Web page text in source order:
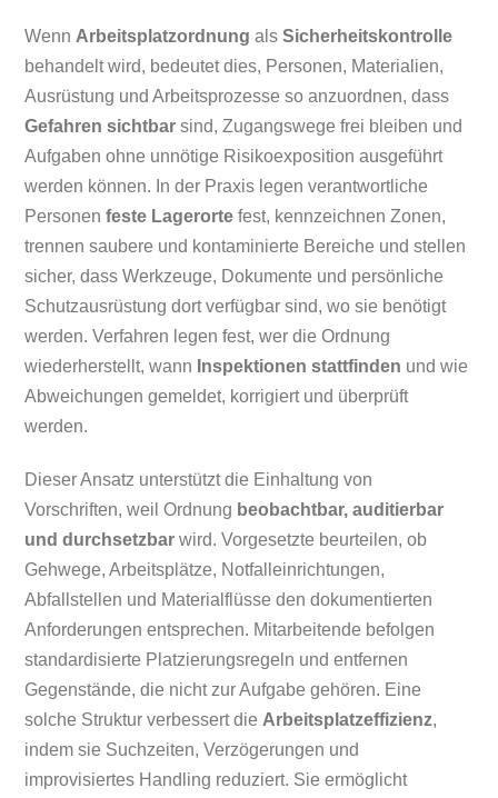
Wenn Arbeitsplatzordnung alsSicherheitskontrolle
behandelt wird, bedeutet dies, Personen, Materialien,
Ausrüstung und Arbeitsprozesse so anzuordnen, dass
Gefahren sichtbar sind, Zugangswege frei bleiben und
Aufgaben ohne unnötige Risikoexposition ausgeführt
werden können. In der Praxis legen verantwortliche
Personenfeste Lagerorte fest, kennzeichnen Zonen,
trennen saubere und kontaminierte Bereiche und stellen
sicher, dass Werkzeuge, Dokumente und persönliche
Schutzausrüstung dort verfügbar sind, wo sie benötigt
werden. Verfahren legen fest, wer die Ordnung
wiederherstellt, wann Inspektionen stattfinden und wie
Abweichungen gemeldet, korrigiert und überprüft
werden.
Dieser Ansatz unterstützt die Einhaltung von
Vorschriften, weil Ordnung beobachtbar, auditierbar
und durchsetzbar wird. Vorgesetzte beurteilen, ob
Gehwege, Arbeitsplätze, Notfalleinrichtungen,
Abfallstellen und Materialflüsse den dokumentierten
Anforderungen entsprechen. Mitarbeitende befolgen
standardisierte Platzierungsregeln und entfernen
Gegenstände, die nicht zur Aufgabe gehören. Eine
solche Struktur verbessert die Arbeitsplatzeffizienz,
indem sie Suchzeiten, Verzögerungen und
improvisiertes Handling reduziert. Sie ermöglicht